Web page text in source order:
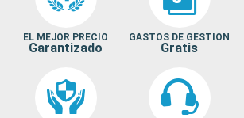
EL MEJOR PRECIO
Garantizado
GASTOS DE GESTION
Gratis